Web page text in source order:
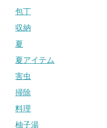
包丁
収納
夏
夏アイテム
害虫
掃除
料理
柚子湯